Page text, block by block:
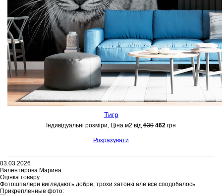
Тигр
Індивідуальні розміри, Ціна м2 від 630 462 грн
Розрахувати
03.03.2026
Валентирова Марина
Оцінка товару:
Фотошпалери виглядають добре, трохи затонкі але все сподобалось
Прикрепленные фото: